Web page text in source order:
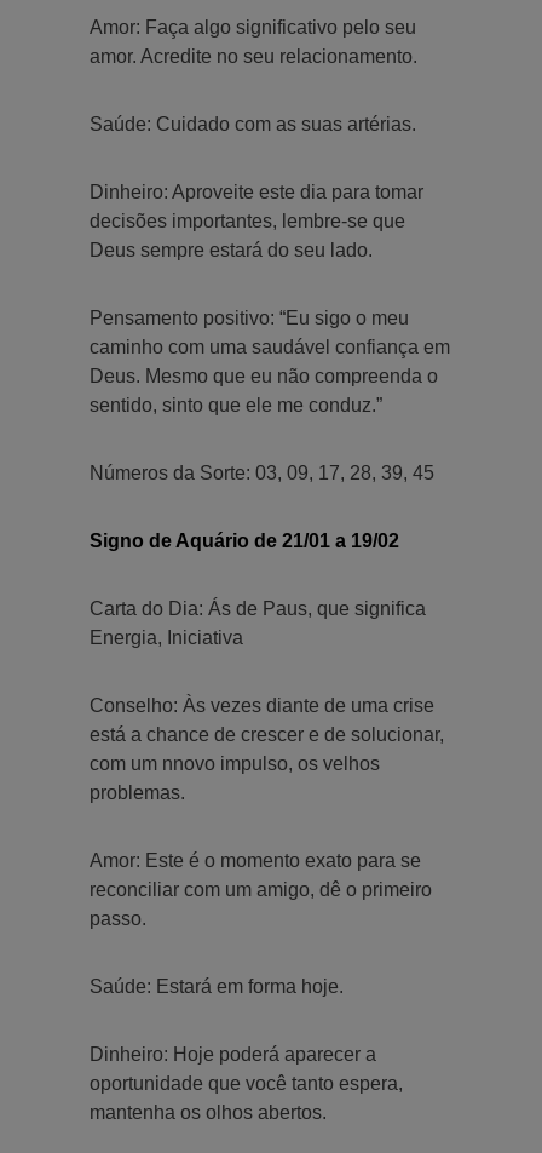
Amor: Faça algo significativo pelo seu
amor. Acredite no seu relacionamento.
Saúde: Cuidado com as suas artérias.
Dinheiro: Aproveite este dia para tomar
decisões importantes, lembre-se que
Deus sempre estará do seu lado.
Pensamento positivo: “Eu sigo o meu
caminho com uma saudável confiança em
Deus. Mesmo que eu não compreenda o
sentido, sinto que ele me conduz.”
Números da Sorte: 03, 09, 17, 28, 39, 45
Signo de Aquário de 21/01 a 19/02
Carta do Dia: Ás de Paus, que significa
Energia, Iniciativa
Conselho: Às vezes diante de uma crise
está a chance de crescer e de solucionar,
com um nnovo impulso, os velhos
problemas.
Amor: Este é o momento exato para se
reconciliar com um amigo, dê o primeiro
passo.
Saúde: Estará em forma hoje.
Dinheiro: Hoje poderá aparecer a
oportunidade que você tanto espera,
mantenha os olhos abertos.